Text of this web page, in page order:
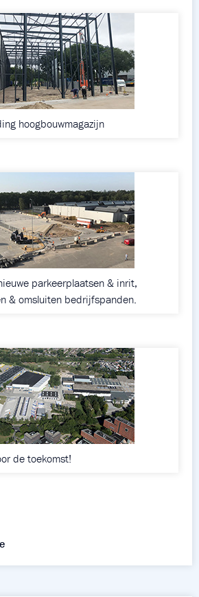
hoogbouwmagazijn
parkeerplaatsen & inrit,
& omsluiten bedrijfspanden.
de toekomst!